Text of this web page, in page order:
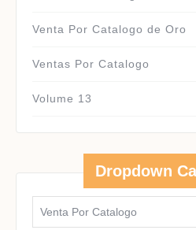
Venta Por Catalogo de Oro
Ventas Por Catalogo
Volume 13
Dropdown